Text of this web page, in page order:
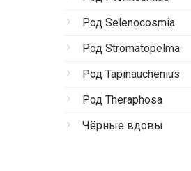
Род Selenocosmia
Род Stromatopelma
Род Tapinauchenius
Род Theraphosa
Чёрные вдовы